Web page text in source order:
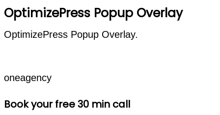
OptimizePress Popup Overlay
OptimizePress Popup Overlay.
oneagency
Book your free 30 min call